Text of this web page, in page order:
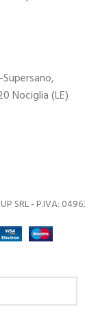
Nociglia (LE)
SRL - P.IVA: